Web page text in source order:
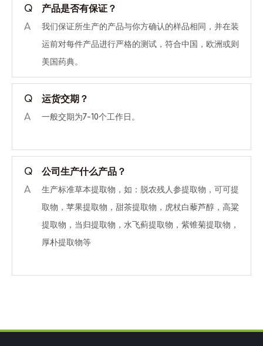
Q
产品是否有保证？
A
我们保证所生产的产品与你方确认的样品相同，并在装
运前对每件产品进行严格的测试，符合中国，欧洲或则
美国药典。
Q
运货交期？
A
一般交期为7-10个工作日。
Q
公司生产什么产品？
A
生产标准草本提取物，如：脱农残人参提取物，可可提
取物，苹果提取物，甜茶提取物，虎杖白藜芦醇，高粱
提取物，当归提取物，水飞蓟提取物，紫锥菊提取物，
厚朴提取物等